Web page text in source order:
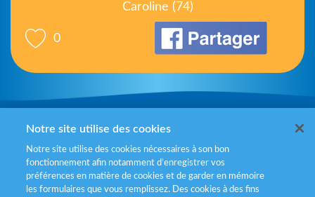
0
Caroline (74)
Mentions légales
Politiques de gestion des cookies
Politique données personnelles
Notre site utilise des cookies
Notre site utilise des cookies nécessaires à son bon
fonctionnement afin notamment d’enregistrer vos
préférences en matière de cookies et de garder en mémoire
les formulaires que vous remplissez. Des cookies à des fins